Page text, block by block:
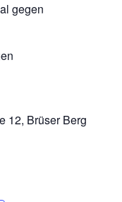
gegen
12, Brüser Berg